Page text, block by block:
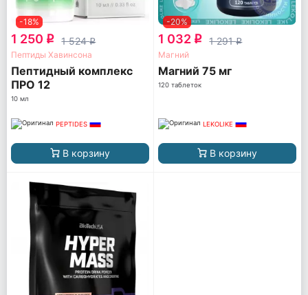
-18%
1 250 q 1 524q
Пептиды Хавинсона
Пептидный комплекс
ПРО 12
10 мл
PEPTIDES
В корзину
-20%
1 032 q 1 291q
Магний
Магний 75 мг
120 таблеток
LEKOLIKE
В корзину